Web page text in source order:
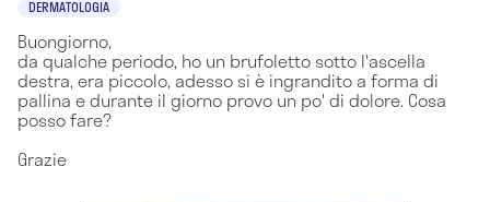
DERMATOLOGIA
Buongiorno,
da qualche periodo, ho un brufoletto sotto l'ascella
destra, era piccolo, adesso si è ingrandito a forma di
pallina e durante il giorno provo un po' di dolore. Cosa
posso fare?
Grazie